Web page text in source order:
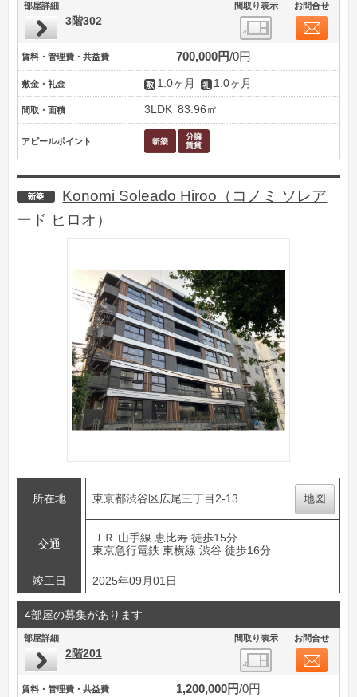
部屋詳細 間取り表示 お問合せ
3階302
賃料・管理費・共益費 700,000円 0円
敷金・礼金 1.0ヶ月 1.0ヶ月
間取・面積 3LDK 83.96㎡
アピールポイント
新築
Konomi Soleado Hiroo（コノミ ソレア
ード ヒロオ）
所在地 東京都渋谷区広尾三丁目2-13 地図
交通
ＪＲ 山手線 恵比寿 徒歩15分
東京急行電鉄 東横線 渋谷 徒歩16分
竣工日 2025年09月01日
4部屋の募集があります
部屋詳細 間取り表示 お問合せ
2階201
賃料・管理費・共益費 1,200,000円 0円